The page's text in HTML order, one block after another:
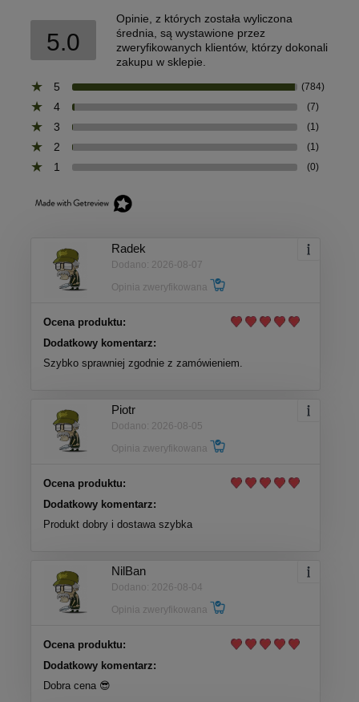
5.0
Opinie, z których została wyliczona
średnia, są wystawione przez
zweryfikowanych klientów, którzy dokonali
zakupu w sklepie.
5
(784)
4 (7)
3 (1)
2 (1)
1 (0)
Radek
Dodano: 2026-08-07
Opinia zweryfikowana
Ocena produktu:
Dodatkowy komentarz:
Szybko sprawniej zgodnie z zamówieniem.
Piotr
Dodano: 2026-08-05
Opinia zweryfikowana
Ocena produktu:
Dodatkowy komentarz:
Produkt dobry i dostawa szybka
NilBan
Dodano: 2026-08-04
Opinia zweryfikowana
Ocena produktu:
Dodatkowy komentarz:
Dobra cena 😎